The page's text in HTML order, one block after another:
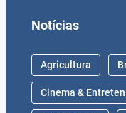
Notícias
Agricultura
Cinema &